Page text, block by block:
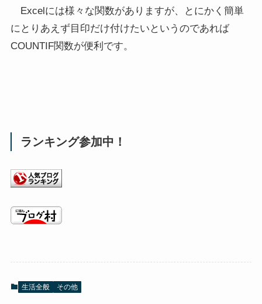
Excelには様々な関数がありますが、とにかく簡単
にとりあえず目印だけ付けたいというのであれば
COUNTIF関数が便利です。
ランキング参加中！
生活全般 その他